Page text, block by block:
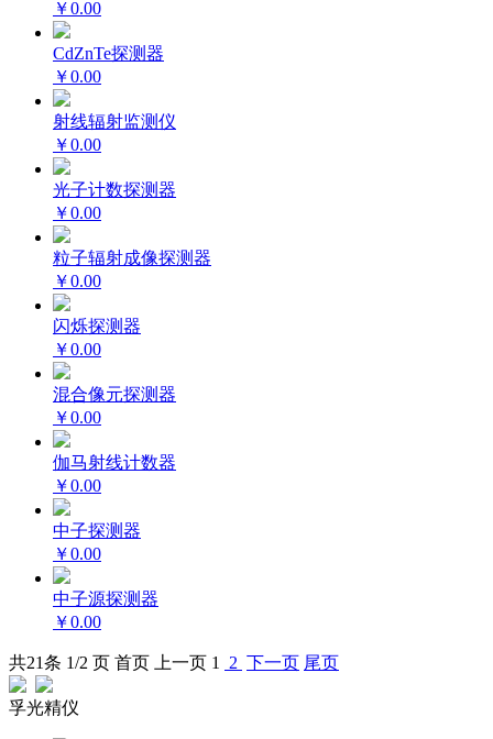
￥0.00
CdZnTe探测器
￥0.00
射线辐射监测仪
￥0.00
光子计数探测器
￥0.00
粒子辐射成像探测器
￥0.00
闪烁探测器
￥0.00
混合像元探测器
￥0.00
伽马射线计数器
￥0.00
中子探测器
￥0.00
中子源探测器
￥0.00
共21条 1/2 页 首页 上一页 1 2 下一页 尾页
孚光精仪